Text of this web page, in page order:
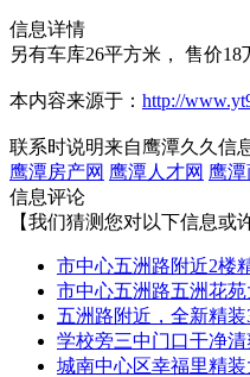
信息详情
另有车库26平方米， 售价
本内容来源于： http://
联系时说明来自鹰潭久久信
鹰潭房产网 鹰潭人才网 鹰
信息评论
【我们猜测您对以下信息或
市中心五洲路附近2楼
市中心五洲路五洲花
五洲路附近，全新精
学校旁三中门口干净
城南中心区幸福里精